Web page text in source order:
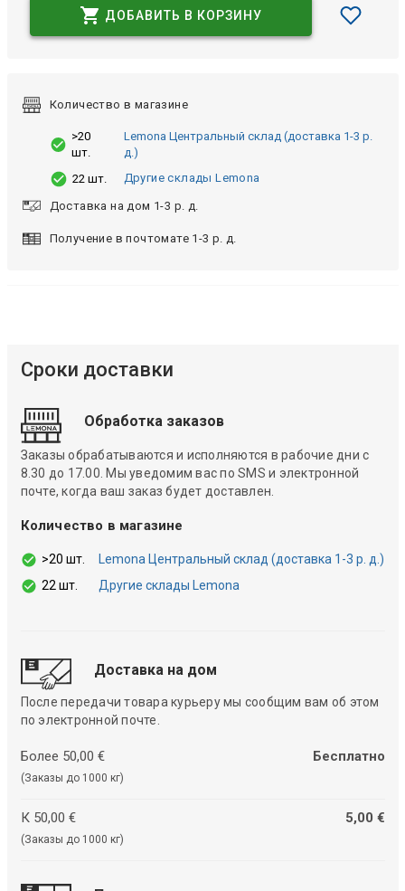
ДОБАВИТЬ В КОРЗИНУ
Количество в магазине
>20
шт.
Lemona Центральный склад (доставка 1-3 р.
д.)
22 шт.
Другие склады Lemona
Доставка на дом 1-3 р. д.
Получение в почтомате 1-3 р. д.
Сроки доставки
Обработка заказов
Заказы обрабатываются и исполняются в рабочие дни с
8.30 до 17.00. Мы уведомим вас по SMS и электронной
почте, когда ваш заказ будет доставлен.
Количество в магазине
>20 шт.
Lemona Центральный склад (доставка 1-3 р. д.)
22 шт.
Другие склады Lemona
Доставка на дом
После передачи товара курьеру мы сообщим вам об этом
по электронной почте.
Более 50,00 €
(Заказы до 1000 кг)
Бесплатно
К 50,00 €
(Заказы до 1000 кг)
5,00 €